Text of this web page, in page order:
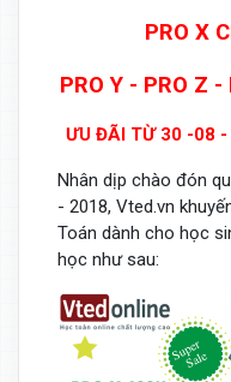
PRO X
PRO Y - PRO Z
ƯU ĐÃI TỪ 30 -08
Nhân dịp chào đón
- 2018, Vted.vn
Toán dành cho học
học như sau: